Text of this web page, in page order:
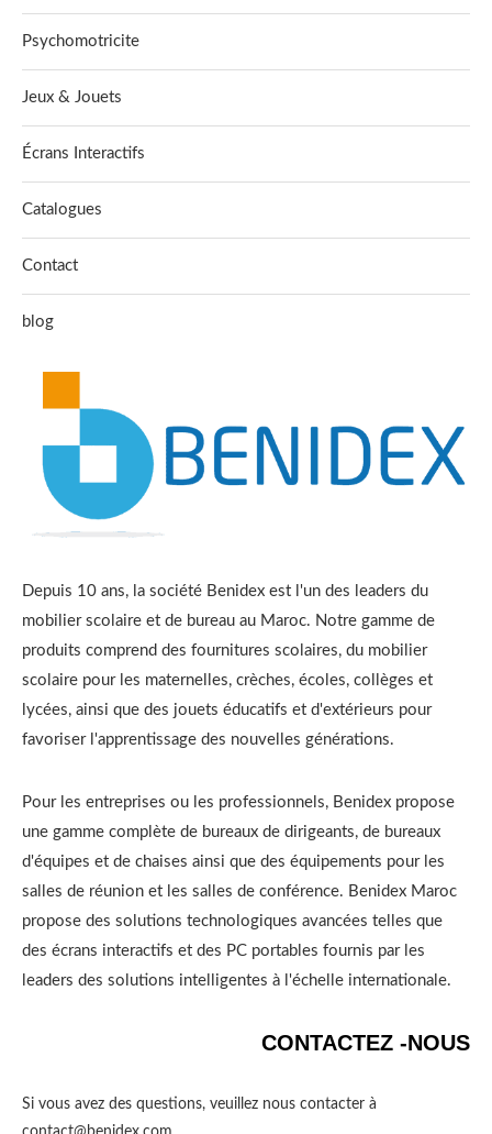
Psychomotricite
Jeux & Jouets
Écrans Interactifs
Catalogues
Contact
blog
Depuis 10 ans, la société Benidex est l'un des leaders du
mobilier scolaire et de bureau au Maroc. Notre gamme de
produits comprend des fournitures scolaires, du mobilier
scolaire pour les maternelles, crèches, écoles, collèges et
lycées, ainsi que des jouets éducatifs et d'extérieurs pour
favoriser l'apprentissage des nouvelles générations.
Pour les entreprises ou les professionnels, Benidex propose
une gamme complète de bureaux de dirigeants, de bureaux
d'équipes et de chaises ainsi que des équipements pour les
salles de réunion et les salles de conférence. Benidex Maroc
propose des solutions technologiques avancées telles que
des écrans interactifs et des PC portables fournis par les
leaders des solutions intelligentes à l'échelle internationale.
CONTACTEZ -NOUS
Si vous avez des questions, veuillez nous contacter à